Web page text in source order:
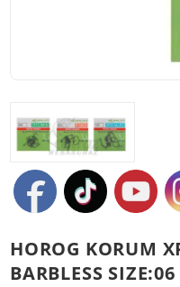
HOROG KORUM
BARBLESS SIZE:06